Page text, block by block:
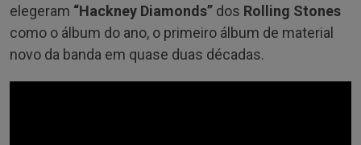
elegeram “Hackney Diamonds” dos Rolling Stones
como o álbum do ano, o primeiro álbum de material
novo da banda em quase duas décadas.